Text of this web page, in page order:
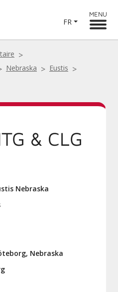
FR
MENU
Nebraska Eustis
& CLG
Nebraska
Nebraska